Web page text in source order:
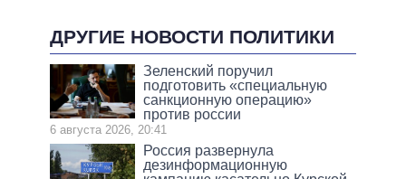
ДРУГИЕ НОВОСТИ ПОЛИТИКИ
Зеленский поручил
подготовить «специальную
санкционную операцию»
против россии
6 августа 2026, 20:41
Россия развернула
дезинформационную